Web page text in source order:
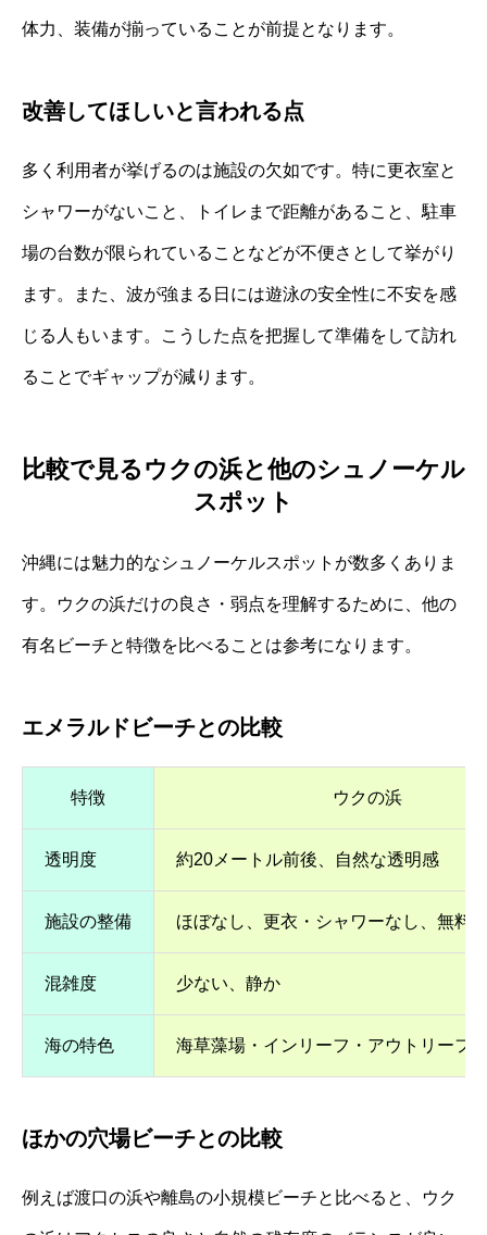
体力、装備が揃っていることが前提となります。
改善してほしいと言われる点
多く利用者が挙げるのは施設の欠如です。特に更衣室と
シャワーがないこと、トイレまで距離があること、駐車
場の台数が限られていることなどが不便さとして挙がり
ます。また、波が強まる日には遊泳の安全性に不安を感
じる人もいます。こうした点を把握して準備をして訪れ
ることでギャップが減ります。
比較で見るウクの浜と他のシュノーケル
スポット
沖縄には魅力的なシュノーケルスポットが数多くありま
す。ウクの浜だけの良さ・弱点を理解するために、他の
有名ビーチと特徴を比べることは参考になります。
エメラルドビーチとの比較
特徴 ウクの浜
透明度 約20メートル前後、自然な透明感
施設の整備 ほぼなし、更衣・シャワーなし、無料
混雑度 少ない、静か
海の特色 海草藻場・インリーフ・アウトリーフ
ほかの穴場ビーチとの比較
例えば渡口の浜や離島の小規模ビーチと比べると、ウク